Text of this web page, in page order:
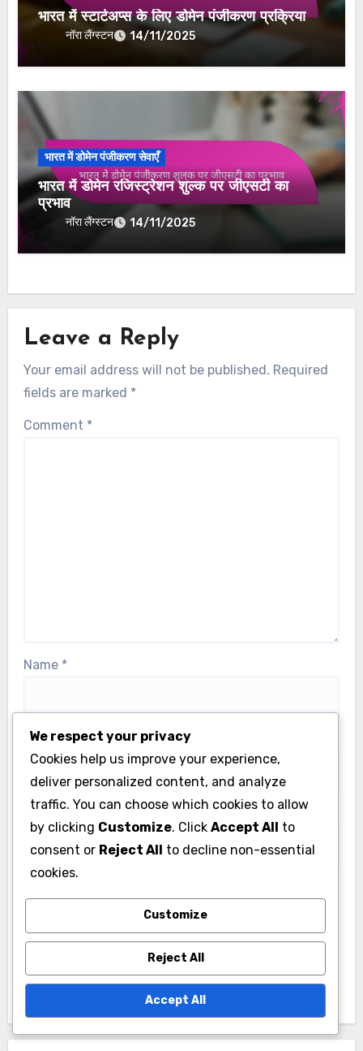
भारत में स्टार्टअप्स के लिए डोमेन पंजीकरण प्रक्रिया
नॉरा लैंग्स्टन 14/11/2025
भारत में डोमेन पंजीकरण सेवाएँ
भारत में डोमेन रजिस्ट्रेशन शुल्क पर जीएसटी का
प्रभाव
नॉरा लैंग्स्टन 14/11/2025
Leave a Reply
Your email address will not be published. Required
fields are marked *
Comment *
Name *
Email*
Website
Save my name, email, and website in this browser
for the next time I comment.
We respect your privacy
Cookies help us improve your experience,
deliver personalized content, and analyze
traffic. You can choose which cookies to allow
by clicking Customize. Click Accept All to
consent or Reject All to decline non-essential
cookies.
Customize
Reject All
Accept All